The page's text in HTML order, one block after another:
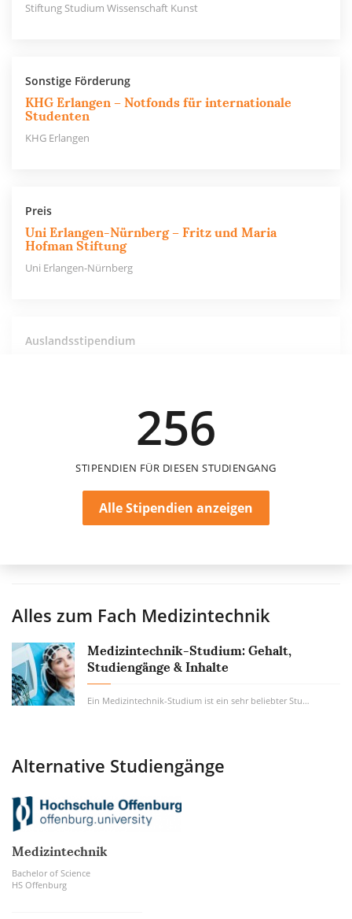
Stiftung Studium Wissenschaft Kunst
Sonstige Förderung
KHG Erlangen – Notfonds für internationale
Studenten
KHG Erlangen
Preis
Uni Erlangen-Nürnberg – Fritz und Maria
Hofman Stiftung
Uni Erlangen-Nürnberg
Auslandsstipendium
256
STIPENDIEN FÜR DIESEN STUDIENGANG
Alle Stipendien anzeigen
Alles zum Fach Medizintechnik
Medizintechnik-Studium: Gehalt,
Studiengänge & Inhalte
Ein Medizintechnik-Studium ist ein sehr beliebter Studiengang bei all jenen, die ein...
Alternative Studiengänge
Medizintechnik
Bachelor of Science
HS Offenburg